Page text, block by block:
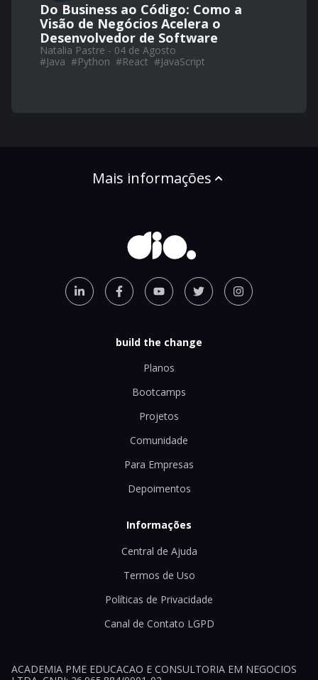
Do Business ao Código: Como a
Visão de Negócios Acelera o
Desenvolvedor de Software
Natalia Pastre - 04 de Agosto
#Java #Python #React #JavaScript
Mais informações
build the change
Planos
Bootcamps
Projetos
Comunidade
Para Empresas
Depoimentos
Informações
Central de Ajuda
Termos de Uso
Políticas de Privacidade
Canal de Contato LGPD
ACADEMIA PME EDUCACAO E CONSULTORIA EM NEGOCIOS